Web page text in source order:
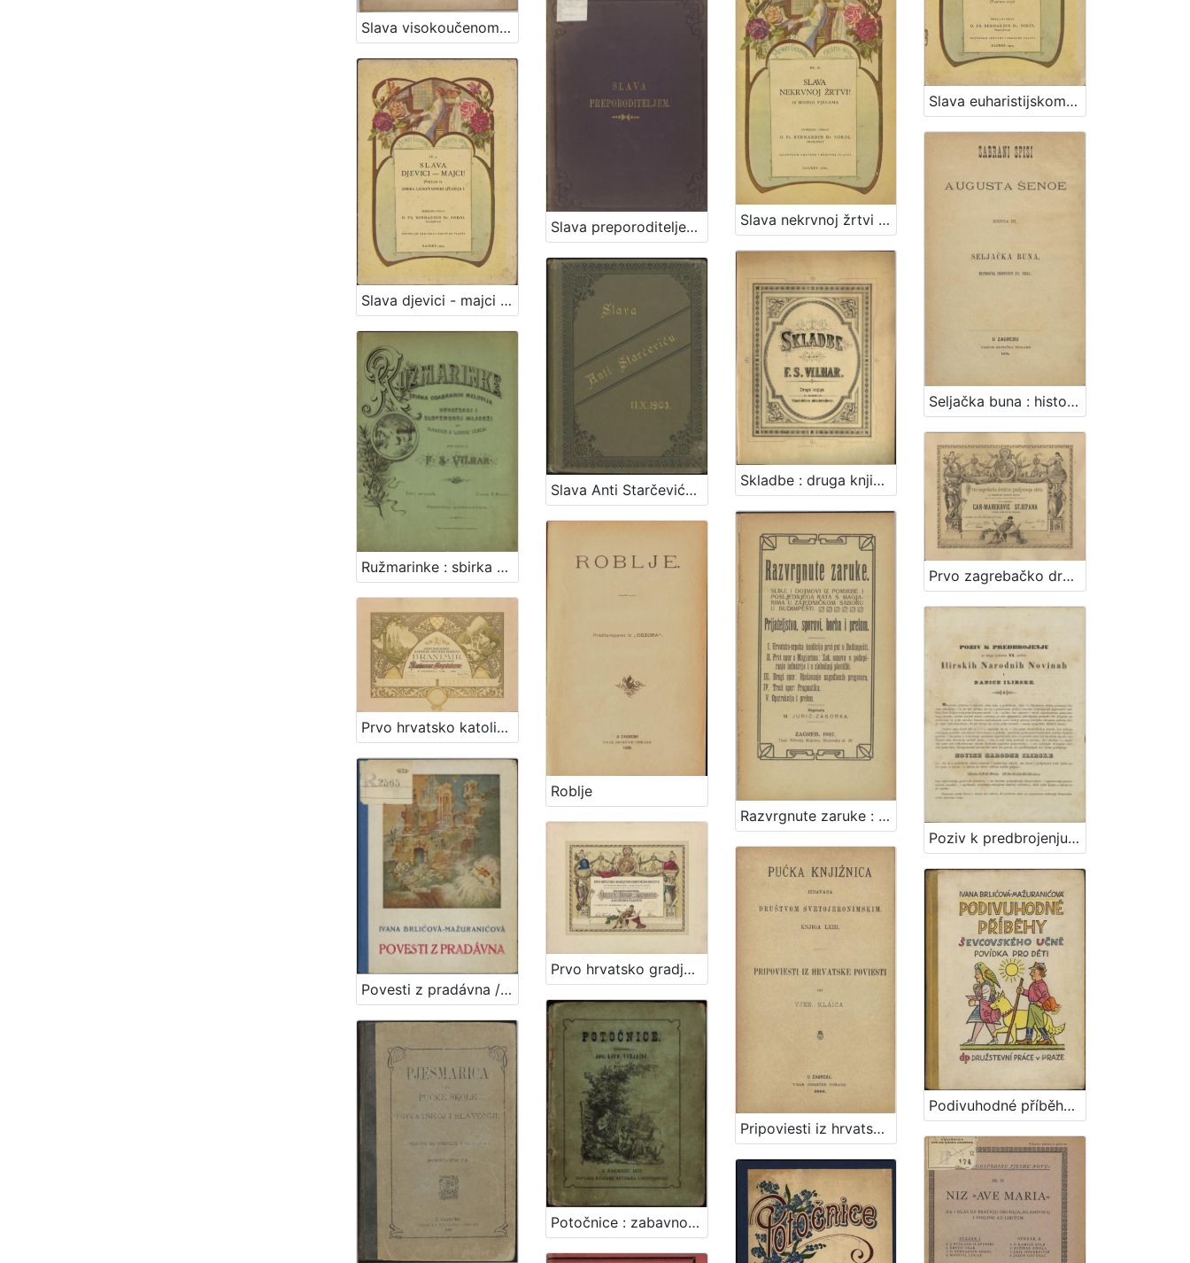
Slava visokoučenomu i mnogo počitanomu gospodinu Ljudevitu Gaju
Slava preporoditeljem / nacrt [naslovne stranice] Nikole Mašića Slava nekrvnoj žrtvi : 12 misnih pjesama / priredio Bernardin Sokol
Slava euharistijskom Isusu : svezak I. : Zbirka "Divnoj dakle Tajni" I : (Tantum ergo) / priredio i izdao Bernardin Sokol
Slava djevici - majci : svezak II. : zbirka Lauretanskih litanija I. / priredio i izdao Bernardin Sokol
Slava Anti Starčeviću : spomen-listak prigodom odkrića njegovog nadgrobnog spomenika u Šestinah 11.X.1903.
Skladbe : druga knjiga / složio F. S. Vilhar
Seljačka buna : historična pripoviest XVI. vieka / napisao August Šenoa
Ružmarinke : sbirka odabranih melodija hrvatskoj i slovenskoj mladeži : za glasovir u lahkoj udesbi / priredio F. S. Vilhar
Roblje
Razvrgnute zaruke : slike i dojmovi iz pomirbe i posljednjega rata s Magjarima u zajedničkom saboru u Budimpešti : prijateljstvo, sporovi, borba i prelom / napisala M. Jurić-Zagorka.
Prvo zagrebačko družtvo gradjevnog obrta za podupiranje bolestnih članova
Prvo hrvatsko katoličko pjevačko društvo Branimir
Prvo hrvatsko gradjevno i obrtničko društvo za potporu bolesnih i nemoćnih članova
Pripoviesti iz hrvatske poviesti / napisao Vjek. Klaić
Poziv k predbrojenju za drugu polovinu VI. godišta Ilirskih Narodnih Novinah i Danice ilirske / Ljudevit Gaj
Povesti z pradávna / Ivana Brlićova-Mažuranićova
Potočnice : zabavno-poučne pjesme i pripovijetke mladeži našoj / napisao Jos. Ljud. Varjačić
Podivuhodné příběhy ševcovského : učně povídka pro děti / Ivana Brlićova-Mažuranićova